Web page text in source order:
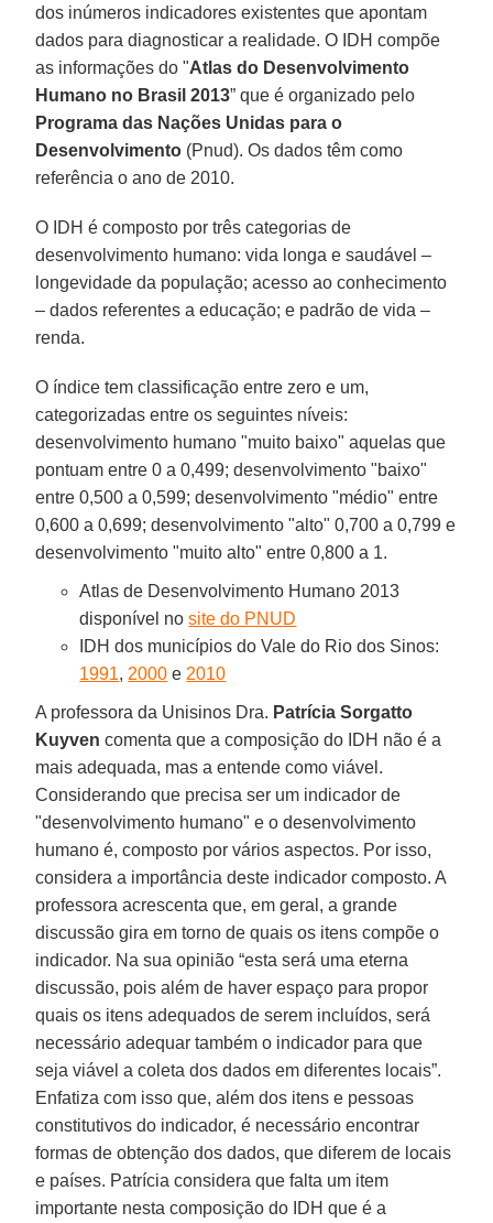
dos inúmeros indicadores existentes que apontam
dados para diagnosticar a realidade. O IDH compõe
as informações do "Atlas do Desenvolvimento
Humano no Brasil 2013” que é organizado pelo
Programa das Nações Unidas para o
Desenvolvimento (Pnud). Os dados têm como
referência o ano de 2010.
O IDH é composto por três categorias de
desenvolvimento humano: vida longa e saudável –
longevidade da população; acesso ao conhecimento
– dados referentes a educação; e padrão de vida –
renda.
O índice tem classificação entre zero e um,
categorizadas entre os seguintes níveis:
desenvolvimento humano "muito baixo" aquelas que
pontuam entre 0 a 0,499; desenvolvimento "baixo"
entre 0,500 a 0,599; desenvolvimento "médio" entre
0,600 a 0,699; desenvolvimento "alto" 0,700 a 0,799 e
desenvolvimento "muito alto" entre 0,800 a 1.
Atlas de Desenvolvimento Humano 2013
disponível nosite do PNUD
IDH dos municípios do Vale do Rio dos Sinos:
1991, 2000 e 2010
A professora da Unisinos Dra. Patrícia Sorgatto
Kuyven comenta que a composição do IDH não é a
mais adequada, mas a entende como viável.
Considerando que precisa ser um indicador de
"desenvolvimento humano" e o desenvolvimento
humano é, composto por vários aspectos. Por isso,
considera a importância deste indicador composto. A
professora acrescenta que, em geral, a grande
discussão gira em torno de quais os itens compõe o
indicador. Na sua opinião “esta será uma eterna
discussão, pois além de haver espaço para propor
quais os itens adequados de serem incluídos, será
necessário adequar também o indicador para que
seja viável a coleta dos dados em diferentes locais”.
Enfatiza com isso que, além dos itens e pessoas
constitutivos do indicador, é necessário encontrar
formas de obtenção dos dados, que diferem de locais
e países. Patrícia considera que falta um item
importante nesta composição do IDH que é a